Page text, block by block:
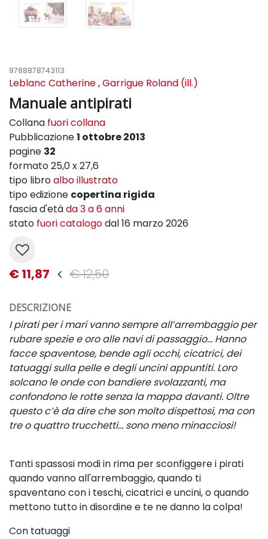
9788878743113
Leblanc Catherine,Garrigue Roland (ill.)
Manuale antipirati
Collana fuori collana
Pubblicazione1 ottobre 2013
pagine 32
formato 25,0 x 27,6
tipo libroalbo illustrato
tipo edizione copertina rigida
fascia d'etàda 3 a 6 anni
stato fuori catalogodal 16 marzo 2026
€ 11,87 € 12,50
DESCRIZIONE
I pirati per i mari vanno sempre all’arrembaggio per
rubare spezie e oro alle navi di passaggio… Hanno
facce spaventose, bende agli occhi, cicatrici, dei
tatuaggi sulla pelle e degli uncini appuntiti. Loro
solcano le onde con bandiere svolazzanti, ma
confondono le rotte senza la mappa davanti. Oltre
questo c’è da dire che son molto dispettosi, ma con
tre o quattro trucchetti… sono meno minacciosi!
Tanti spassosi modi in rima per sconfiggere i pirati
quando vanno all'arrembaggio, quando ti
spaventano con i teschi, cicatrici e uncini, o quando
mettono tutto in disordine e te ne danno la colpa!
Con tatuaggi